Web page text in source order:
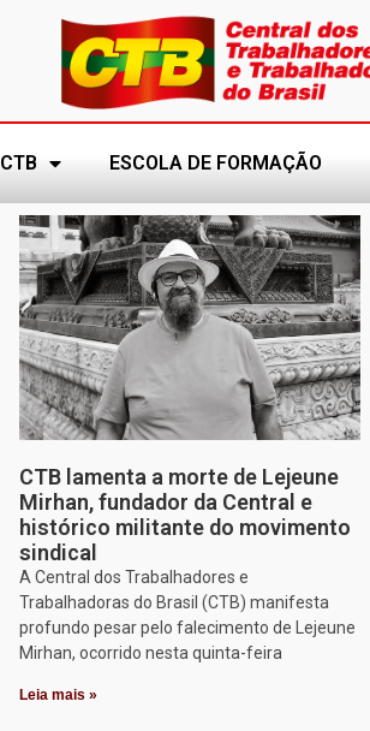
CTB ESCOLA DE FORMAÇÃO
CTB lamenta a morte de Lejeune
Mirhan, fundador da Central e
histórico militante do movimento
sindical
A Central dos Trabalhadores e
Trabalhadoras do Brasil (CTB) manifesta
profundo pesar pelo falecimento de Lejeune
Mirhan, ocorrido nesta quinta-feira
Leia mais »